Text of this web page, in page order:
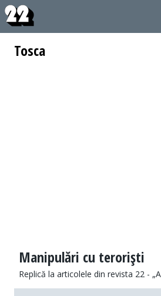
Tosca
Manipulări cu terorişti
Replică la articolele din revista 22 -